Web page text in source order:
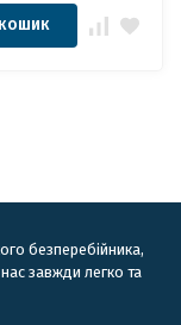
безперебійника,
завжди легко та